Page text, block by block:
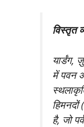
विस्तृत
में पवन
हिमनदों
है, जो